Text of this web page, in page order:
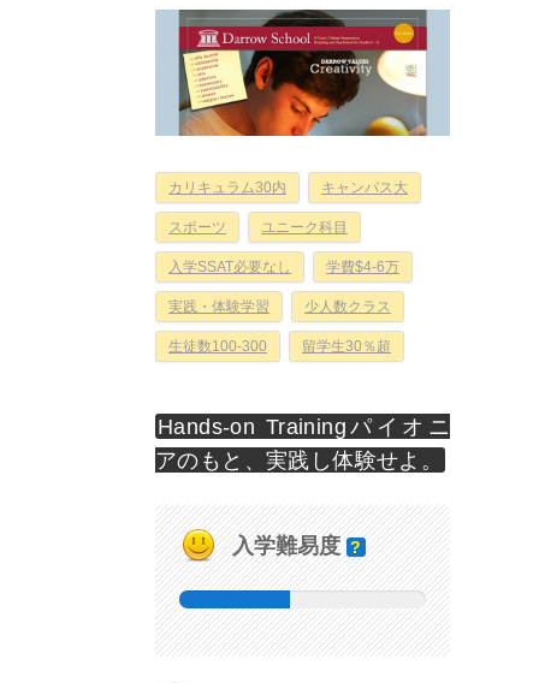
カリキュラム30内 キャンパス大
スポーツ ユニーク科目
入学SSAT必要なし 学費$4-6万
実践・体験学習 少人数クラス
生徒数100-300 留学生30％超
Hands-on Trainingパイオニ
アのもと、実践し体験せよ。
入学難易度?